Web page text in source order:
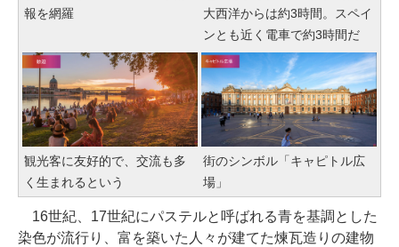
報を網羅
大西洋からは約3時間。スペイ
ンとも近く電車で約3時間だ
観光客に友好的で、交流も多
く生まれるという
街のシンボル「キャピトル広
場」
16世紀、17世紀にパステルと呼ばれる青を基調とした
染色が流行り、富を築いた人々が建てた煉瓦造りの建物